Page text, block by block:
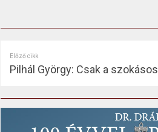
Előző cikk
Pilhál György: Csak a szokásos